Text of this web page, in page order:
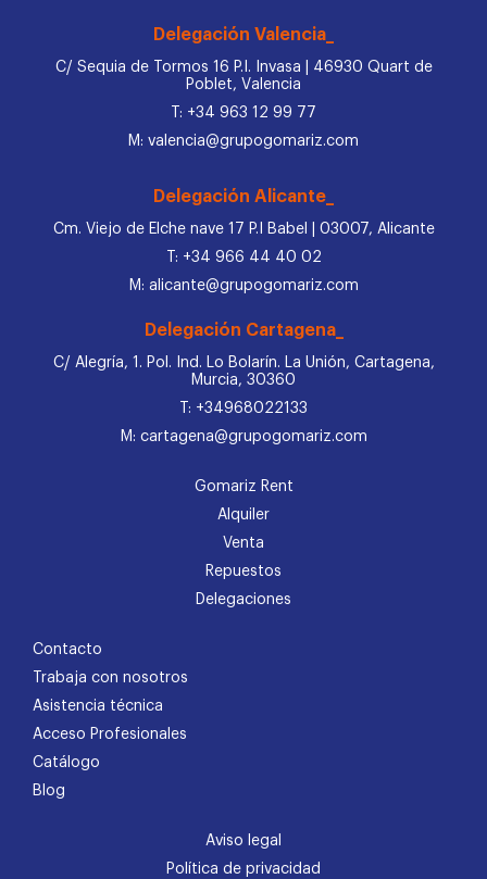
Delegación Valencia_
C/ Sequia de Tormos 16 P.I. Invasa | 46930 Quart de
Poblet, Valencia
T: +34 963 12 99 77
M: valencia@grupogomariz.com
Delegación Alicante_
Cm. Viejo de Elche nave 17 P.I Babel | 03007, Alicante
T: +34 966 44 40 02
M: alicante@grupogomariz.com
Delegación Cartagena_
C/ Alegría, 1. Pol. Ind. Lo Bolarín. La Unión, Cartagena,
Murcia, 30360
T: +34968022133
M: cartagena@grupogomariz.com
Gomariz Rent
Alquiler
Venta
Repuestos
Delegaciones
Contacto
Trabaja con nosotros
Asistencia técnica
Acceso Profesionales
Catálogo
Blog
Aviso legal
Política de privacidad